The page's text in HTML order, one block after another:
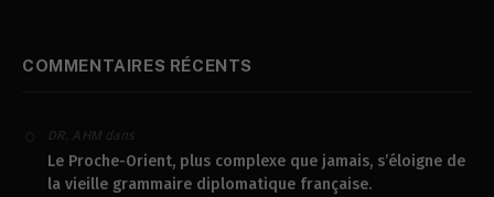
COMMENTAIRES RÉCENTS
DR. AHM dans
Le Proche-Orient, plus complexe que jamais, s’éloigne de
la vieille grammaire diplomatique française.